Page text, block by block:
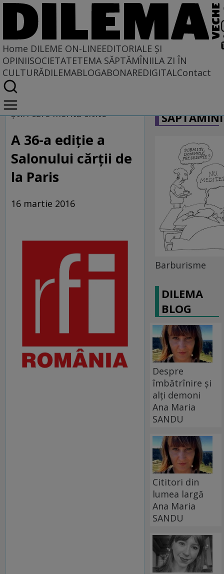
Home DILEME ON-LINEEDITORIALE ȘI
OPINIISOCIETATETEMA SĂPTĂMÎNIILA ZI ÎN
CULTURĂDILEMABLOGABONAREDIGITALContact
Home
Dileme on-line
Ştiri care merită citite
A 36-a ediţie a
Salonului cărţii de
la Paris
16 martie 2016
Barburisme
DILEMA
BLOG
Despre
îmbătrînire și
alți demoni
Ana Maria
SANDU
Cititori din
lumea largă
Ana Maria
SANDU